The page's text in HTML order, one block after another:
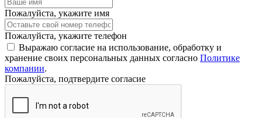
Пожалуйста, укажите имя
Пожалуйста, укажите телефон
Выражаю согласие на использование, обработку и
хранение своих персональных данных согласно Политике
компании.
Пожалуйста, подтвердите согласие